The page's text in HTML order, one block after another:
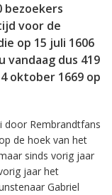
bezoekers
voor de
op 15 juli 1606
vandaag dus 419
oktober 1669 op
door Rembrandtfans
de hoek van het
sinds vorig jaar
jaar het
Gabriel